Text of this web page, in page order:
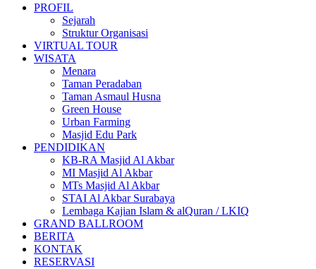
PROFIL
Sejarah
Struktur Organisasi
VIRTUAL TOUR
WISATA
Menara
Taman Peradaban
Taman Asmaul Husna
Green House
Urban Farming
Masjid Edu Park
PENDIDIKAN
KB-RA Masjid Al Akbar
MI Masjid Al Akbar
MTs Masjid Al Akbar
STAI Al Akbar Surabaya
Lembaga Kajian Islam & alQuran / LKIQ
GRAND BALLROOM
BERITA
KONTAK
RESERVASI